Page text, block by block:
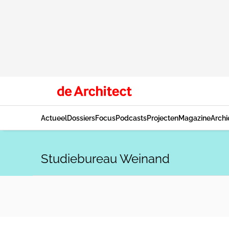
ActueelDossiersFocusPodcastsProjectenMagazine
Studiebureau Weinand